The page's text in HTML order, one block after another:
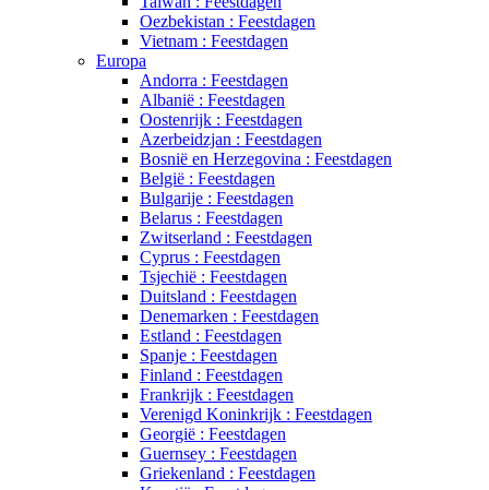
Oezbekistan : Feestdagen
Vietnam : Feestdagen
Europa
Andorra : Feestdagen
Albanië : Feestdagen
Oostenrijk : Feestdagen
Azerbeidzjan : Feestdagen
Bosnië en Herzegovina : Feestdagen
België : Feestdagen
Bulgarije : Feestdagen
Belarus : Feestdagen
Zwitserland : Feestdagen
Cyprus : Feestdagen
Tsjechië : Feestdagen
Duitsland : Feestdagen
Denemarken : Feestdagen
Estland : Feestdagen
Spanje : Feestdagen
Finland : Feestdagen
Frankrijk : Feestdagen
Verenigd Koninkrijk : Feestdagen
Georgië : Feestdagen
Guernsey : Feestdagen
Griekenland : Feestdagen